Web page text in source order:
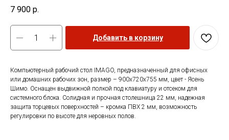
7 900 р.
Добавить в корзину
Компьютерный рабочий стол IMAGO, предназначенный для офисных
или домашних рабочих зон, размер – 900x720x755 мм, цвет - Ясень
Шимо. Оснащен выдвижной полкой под клавиатуру и отсеком для
системного блока. Солидная и прочная столешница 22 мм, надежная
защита торцевых поверхностей – кромка ПВХ 2 мм, возможность
регулировки по высоте для неровных полов.